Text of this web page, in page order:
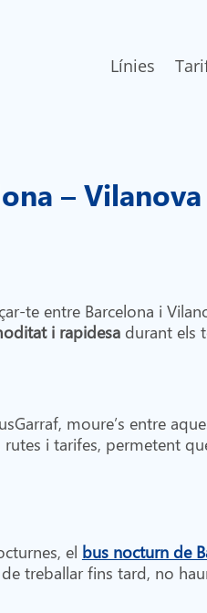
Línies
–
te entre Barcelona i
i rapidesadurant els
moure’s entre
i tarifes, permetent
el bus nocturn de
treballar fins tard, no